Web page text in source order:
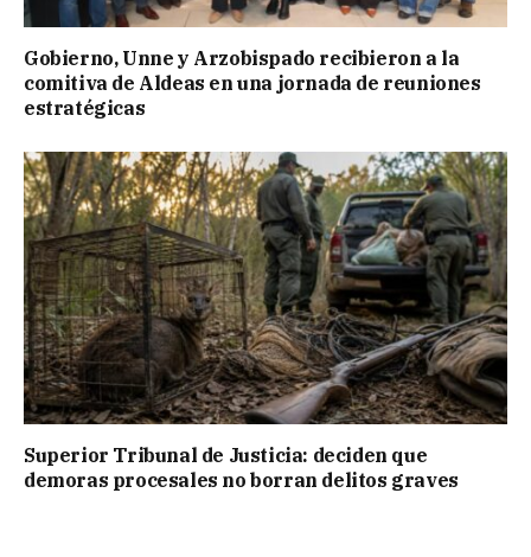
Gobierno, Unne y Arzobispado recibieron a la
comitiva de Aldeas en una jornada de reuniones
estratégicas
Superior Tribunal de Justicia: deciden que
demoras procesales no borran delitos graves